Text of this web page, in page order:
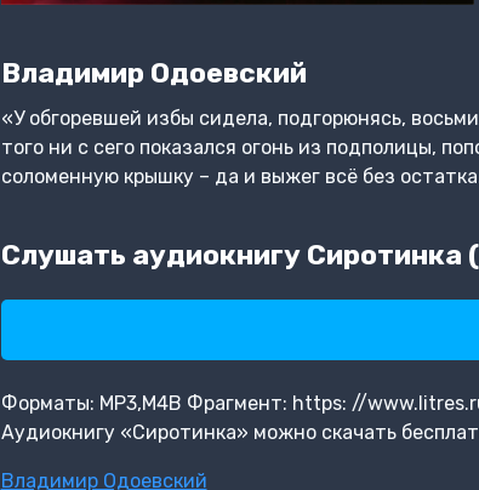
Владимир Одоевский
«У обгоревшей избы сидела, подгорюнясь,
того ни с сего показался огонь из подполицы,
соломенную крышку – да и выжег всё без
Слушать аудиокнигу
Форматы: MP3,M4B Фрагмент: https: //
Аудиокнигу «Сиротинка» можно скачать
Метки
Владимир Одоевский